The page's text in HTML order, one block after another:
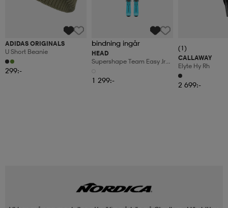
ADIDAS ORIGINALS
U Short Beanie
299:-
bindning ingår
HEAD
Supershape Team Easy Jrs
1 299:-
(1)
CALLAWAY
Elyte Hy Rh
2 699:-